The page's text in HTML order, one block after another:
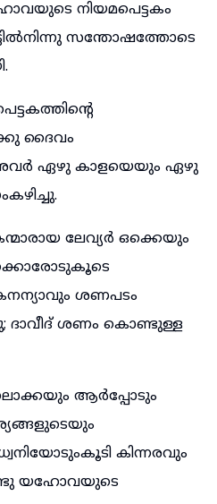
നിയമപെട്ടകം
സന്തോഷത്തോടെ
ദൈവം
ഏഴു കാളയെയും ഏഴു
ലേവ്യർ ഒക്കെയും
ശണപടം
ദാവീദ് ശണം കൊണ്ടുള്ള
ആർപ്പോടും
കിന്നരവും
യഹോവയുടെ